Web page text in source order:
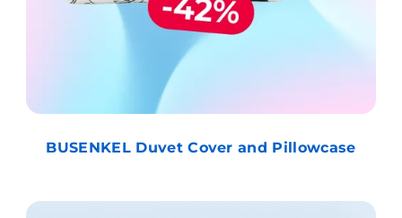
BUSENKEL Duvet Cover and Pillowcase